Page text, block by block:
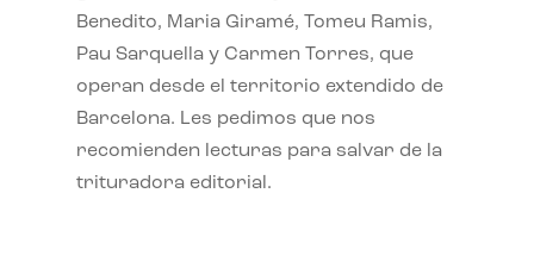
Benedito, Maria Giramé, Tomeu Ramis,
Pau Sarquella y Carmen Torres, que
operan desde el territorio extendido de
Barcelona. Les pedimos que nos
recomienden lecturas para salvar de la
trituradora editorial.